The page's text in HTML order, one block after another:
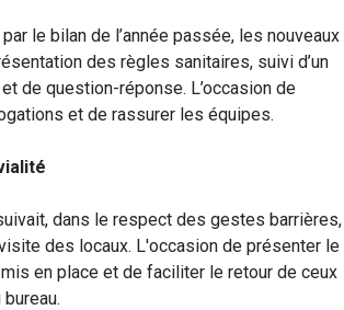
le bilan de l’année passée, les nouveaux
des règles sanitaires, suivi d’un
de question-réponse. L’occasion de
et de rassurer les équipes.
dans le respect des gestes barrières,
des locaux. L'occasion de présenter le
en place et de faciliter le retour de ceux